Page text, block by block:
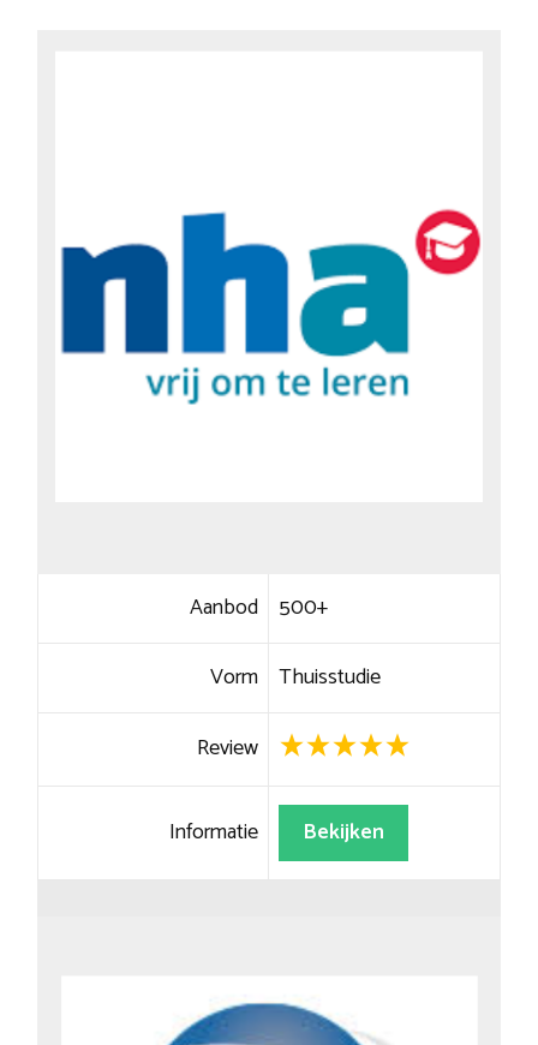
Aanbod 500+
Vorm Thuisstudie
Review
Informatie Bekijken